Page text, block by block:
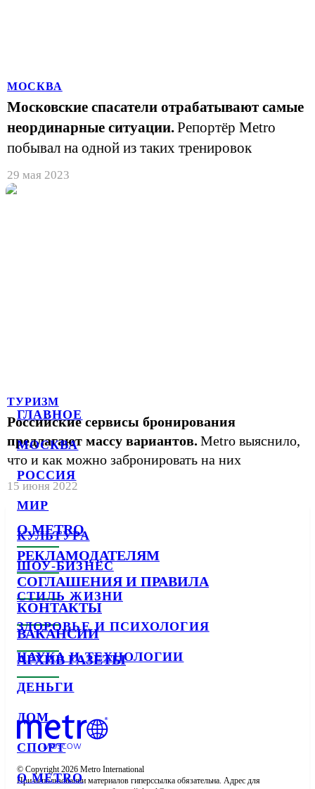
ГЛАВНОЕ
МОСКВА
РОССИЯ
МИР
КУЛЬТУРА
ШОУ-БИЗНЕС
СТИЛЬ ЖИЗНИ
ЗДОРОВЬЕ И ПСИХОЛОГИЯ
НАУКА И ТЕХНОЛОГИИ
ДЕНЬГИ
ДОМ
СПОРТ
О METRO
МОСКВА
Московские спасатели отрабатывают самые
неординарные ситуации.Репортёр Metro
побывал на одной из таких тренировок
29 мая 2023
ТУРИЗМ
Российские сервисы бронирования
предлагают массу вариантов. Metro выяснило,
что и как можно забронировать на них
15 июня 2022
О METRO
РЕКЛАМОДАТЕЛЯМ
СОГЛАШЕНИЯ И ПРАВИЛА
КОНТАКТЫ
ВАКАНСИИ
АРХИВ ГАЗЕТЫ
© Copyright 2026 Metro International
При использовании материалов гиперссылка обязательна. Адрес для